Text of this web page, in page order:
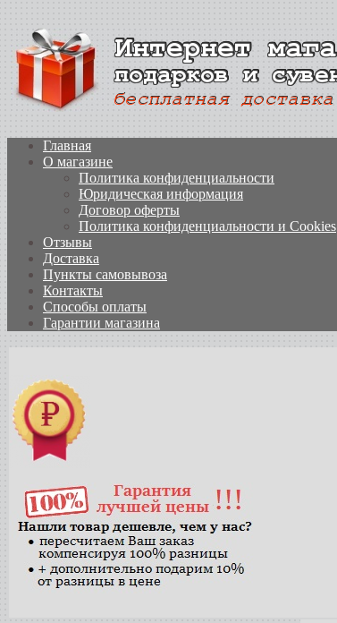
Главная
О магазине
Политика конфиденциальности
Юридическая информация
Договор оферты
Политика конфиденциальности и Cookies
Отзывы
Доставка
Пункты самовывоза
Контакты
Способы оплаты
Гарантии магазина